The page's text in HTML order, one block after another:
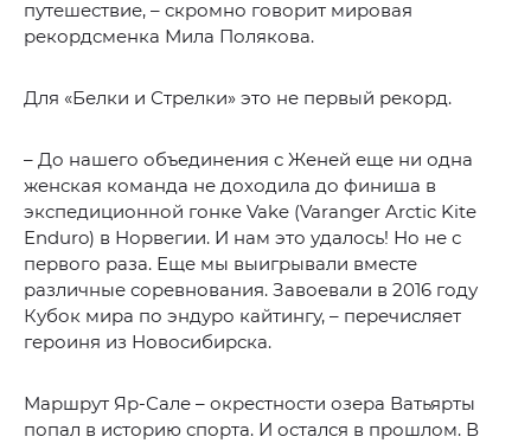
путешествие, – скромно говорит мировая
рекордсменка Мила Полякова.
Для «Белки и Стрелки» это не первый рекорд.
– До нашего объединения с Женей еще ни одна
женская команда не доходила до финиша в
экспедиционной гонке Vake (Varanger Arctic Kite
Enduro) в Норвегии. И нам это удалось! Но не с
первого раза. Еще мы выигрывали вместе
различные соревнования. Завоевали в 2016 году
Кубок мира по эндуро кайтингу, – перечисляет
героиня из Новосибирска.
Маршрут Яр-Сале – окрестности озера Ватьярты
попал в историю спорта. И остался в прошлом. В